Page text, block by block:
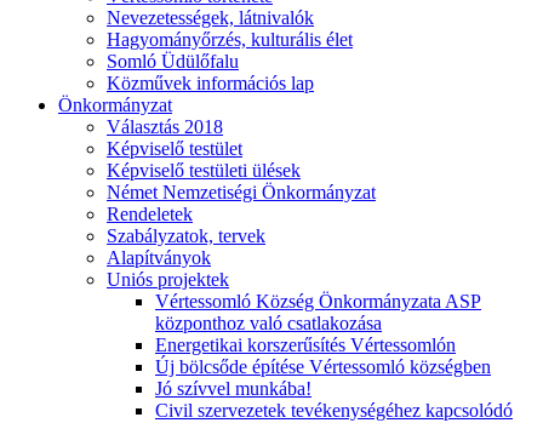
Nevezetességek, látnivalók
Hagyományőrzés, kulturális élet
Somló Üdülőfalu
Közművek információs lap
Önkormányzat
Választás 2018
Képviselő testület
Képviselő testületi ülések
Német Nemzetiségi Önkormányzat
Rendeletek
Szabályzatok, tervek
Alapítványok
Uniós projektek
Vértessomló Község Önkormányzata ASP
központhoz való csatlakozása
Energetikai korszerűsítés Vértessomlón
Új bölcsőde építése Vértessomló községben
Jó szívvel munkába!
Civil szervezetek tevékenységéhez kapcsolódó